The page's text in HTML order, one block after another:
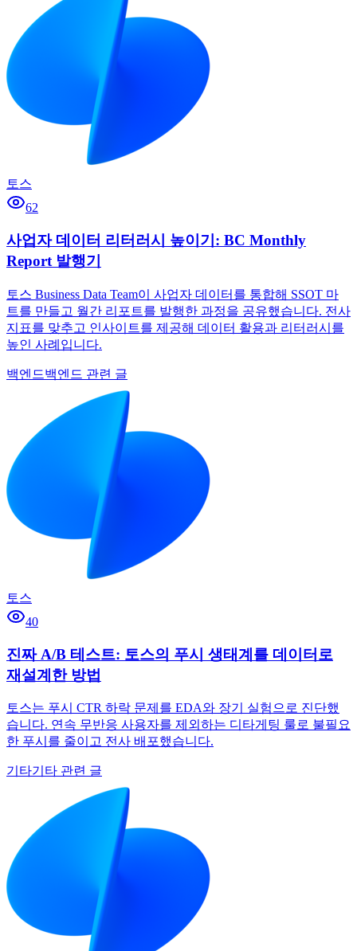
토스
62
사업자 데이터 리터러시 높이기: BC Monthly
Report 발행기
토스 Business Data Team이 사업자 데이터를 통합해 SSOT 마
트를 만들고 월간 리포트를 발행한 과정을 공유했습니다. 전사
지표를 맞추고 인사이트를 제공해 데이터 활용과 리터러시를
높인 사례입니다.
백엔드백엔드 관련 글
토스
40
진짜 A/B 테스트: 토스의 푸시 생태계를 데이터로
재설계한 방법
토스는 푸시 CTR 하락 문제를 EDA와 장기 실험으로 진단했
습니다. 연속 무반응 사용자를 제외하는 디타게팅 룰로 불필요
한 푸시를 줄이고 전사 배포했습니다.
기타기타 관련 글